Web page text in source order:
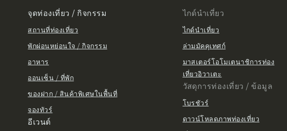
จุดท่องเที่ยว / กิจกรรม
สถานที่ท่องเที่ยว
พักผ่อนหย่อนใจ / กิจกรรม
อาหาร
ออนเซ็น / ที่พัก
ของฝาก / สินค้าพิเศษในพื้นที่
จองทัวร์
อีเวนต์
ไกด์นำเที่ยว
ไกด์นำเที่ยว
ล่ามมัคคุเทศก์
มาสเตอร์โอโมเตนาชิการท่อง
เที่ยวอิวาเตะ
วัสดุการท่องเที่ยว / ข้อมูล
โบรชัวร์
ดาวน์โหลดภาพท่องเที่ยว